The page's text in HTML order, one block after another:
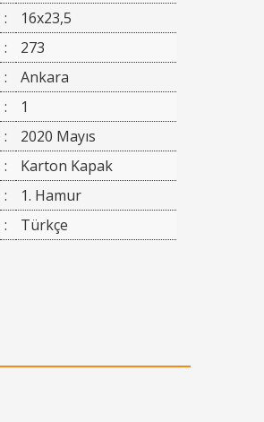
:
16x23,5
:
273
:
Ankara
:
1
:
2020 Mayıs
:
Karton Kapak
:
1. Hamur
: Türkçe